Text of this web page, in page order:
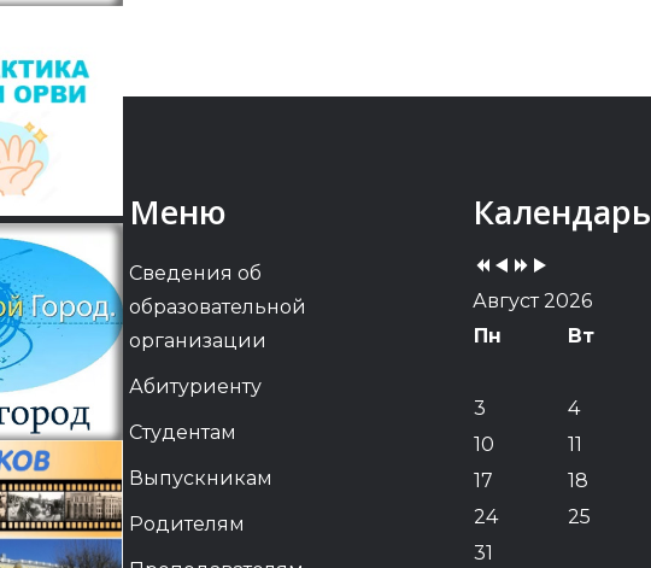
Меню
Сведения об
образовательной
организации
Абитуриенту
Студентам
Выпускникам
Родителям
Календарь
Previous
Year
Previous
Month
YearMonth
Август 2026
Пн
Вт
3
4
10
11
17
18
24
25
31